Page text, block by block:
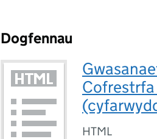
Dogfennau
Cofrestrfa
HTML